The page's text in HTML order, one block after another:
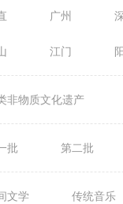
广州
江门
非物质文化遗产
批 第二批
文学 传统音乐